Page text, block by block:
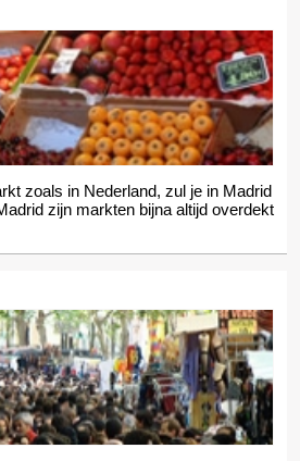
zoals in Nederland, zul je in Madrid
zijn markten bijna altijd overdekt